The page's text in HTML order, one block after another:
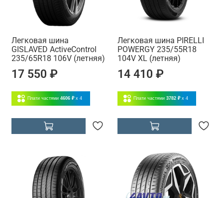
Легковая шина
GISLAVED ActiveControl
235/65R18 106V (летняя)
17 550 ₽
Плати частями 4606 ₽ x 4
Легковая шина PIRELLI
POWERGY 235/55R18
104V XL (летняя)
14 410 ₽
Плати частями 3782 ₽ x 4